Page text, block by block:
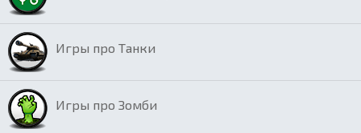
Игры про Танки
Игры про Зомби